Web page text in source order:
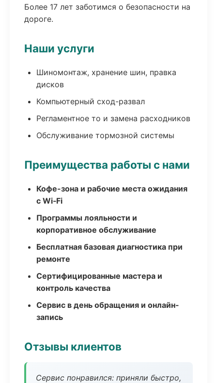
Более 17 лет заботимся о безопасности на
дороге.
Наши услуги
Шиномонтаж, хранение шин, правка
дисков
Компьютерный сход-развал
Регламентное то и замена расходников
Обслуживание тормозной системы
Преимущества работы с нами
Кофе-зона и рабочие места ожидания
с Wi‑Fi
Программы лояльности и
корпоративное обслуживание
Бесплатная базовая диагностика при
ремонте
Сертифицированные мастера и
контроль качества
Сервис в день обращения и онлайн-
запись
Отзывы клиентов
Сервис понравился: приняли быстро,